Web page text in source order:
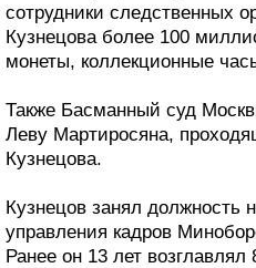
сотрудники следственных
Кузнецова более 100
монеты, коллекционные
Также Басманный суд
Леву Мартиросяна,
Кузнецова.
Кузнецов занял должность
управления кадров
Ранее он 13 лет